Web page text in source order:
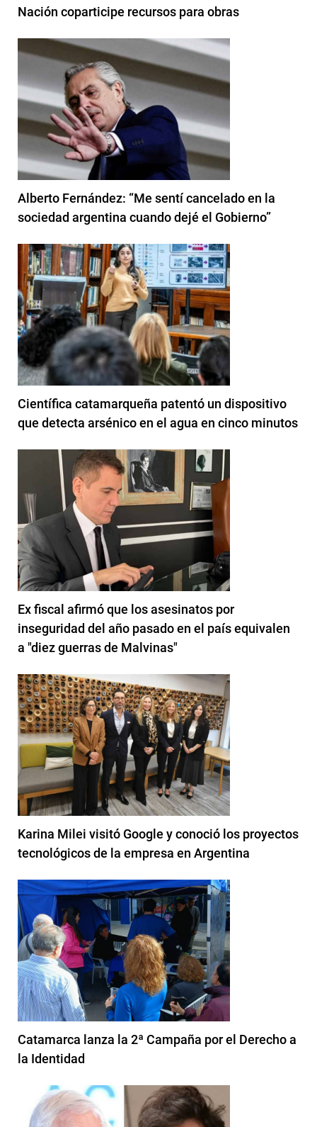
Nación coparticipe recursos para obras
Alberto Fernández: “Me sentí cancelado en la
sociedad argentina cuando dejé el Gobierno”
Científica catamarqueña patentó un dispositivo
que detecta arsénico en el agua en cinco minutos
Ex fiscal afirmó que los asesinatos por
inseguridad del año pasado en el país equivalen
a "diez guerras de Malvinas"
Karina Milei visitó Google y conoció los proyectos
tecnológicos de la empresa en Argentina
Catamarca lanza la 2ª Campaña por el Derecho a
la Identidad